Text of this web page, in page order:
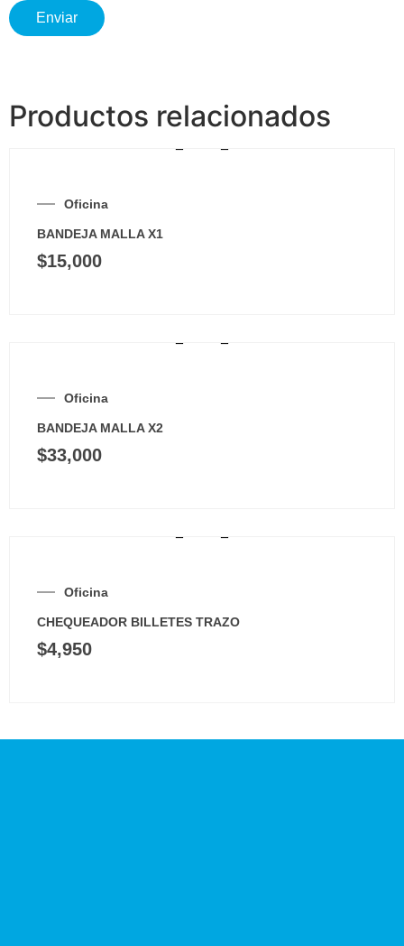
Productos relacionados
Oficina
BANDEJA MALLA X1
$15,000
Oficina
BANDEJA MALLA X2
$33,000
Oficina
CHEQUEADOR BILLETES TRAZO
$4,950